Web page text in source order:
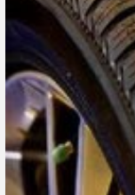
| شرایط
ثبت درخواست